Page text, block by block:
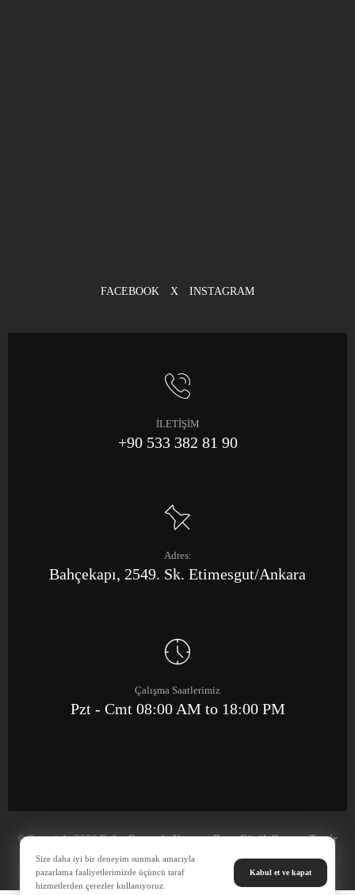
FACEBOOK X INSTAGRAM
İLETİŞİM
+90 533 382 81 90
Adres:
Bahçekapı, 2549. Sk. Etimesgut/Ankara
Çalışma Saatlerimiz
Pzt - Cmt 08:00 AM to 18:00 PM
© Copyright 2026Çağrı Otomotiv Kaporta Boya Göçük Onarım Tamir
Merkezi
Size daha iyi bir deneyim sunmak amacıyla
pazarlama faaliyetlerimizde üçüncü taraf
hizmetlerden çerezler kullanıyoruz.
Kabul et ve kapat